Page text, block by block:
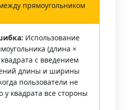
прямоугольником
Использование
(длина ×
с введением
длины и ширины
пользователи не
у квадрата все стороны